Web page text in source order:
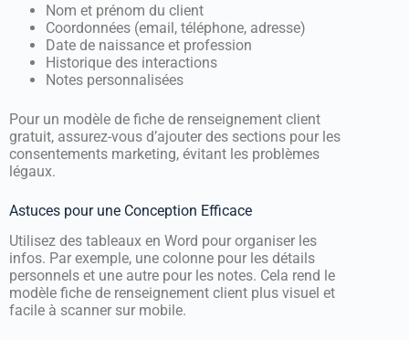
Nom et prénom du client
Coordonnées (email, téléphone, adresse)
Date de naissance et profession
Historique des interactions
Notes personnalisées
Pour un modèle de fiche de renseignement client
gratuit, assurez-vous d’ajouter des sections pour les
consentements marketing, évitant les problèmes
légaux.
Astuces pour une Conception Efficace
Utilisez des tableaux en Word pour organiser les
infos. Par exemple, une colonne pour les détails
personnels et une autre pour les notes. Cela rend le
modèle fiche de renseignement client plus visuel et
facile à scanner sur mobile.